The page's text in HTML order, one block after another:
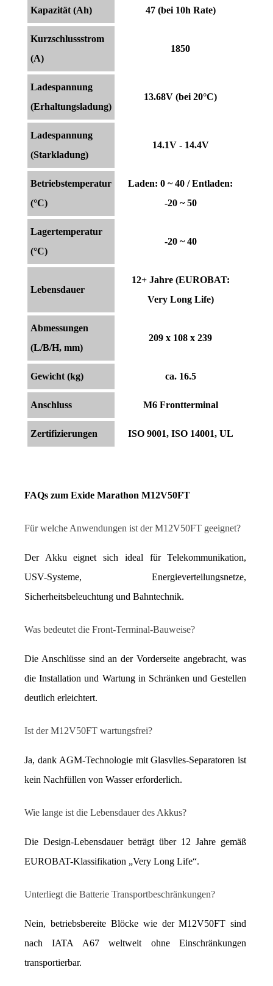
Kapazität (Ah) 47 (bei 10h Rate)
Kurzschlussstrom
(A)
1850
Ladespannung
(Erhaltungsladung)
13.68V (bei 20°C)
Ladespannung
(Starkladung)
14.1V - 14.4V
Betriebstemperatur
(°C)
Laden: 0 ~ 40 / Entladen:
-20 ~ 50
Lagertemperatur
(°C)
-20 ~ 40
Lebensdauer
12+ Jahre (EUROBAT:
Very Long Life)
Abmessungen
(L/B/H, mm)
209 x 108 x 239
Gewicht (kg) ca. 16.5
Anschluss M6 Frontterminal
Zertifizierungen ISO 9001, ISO 14001, UL
FAQs zum Exide Marathon M12V50FT
Für welche Anwendungen ist der M12V50FT geeignet?
Der Akku eignet sich ideal für Telekommunikation,
USV-Systeme, Energieverteilungsnetze,
Sicherheitsbeleuchtung und Bahntechnik.
Was bedeutet die Front-Terminal-Bauweise?
Die Anschlüsse sind an der Vorderseite angebracht, was
die Installation und Wartung in Schränken und Gestellen
deutlich erleichtert.
Ist der M12V50FT wartungsfrei?
Ja, dank AGM-Technologie mit Glasvlies-Separatoren ist
kein Nachfüllen von Wasser erforderlich.
Wie lange ist die Lebensdauer des Akkus?
Die Design-Lebensdauer beträgt über 12 Jahre gemäß
EUROBAT-Klassifikation „Very Long Life“.
Unterliegt die Batterie Transportbeschränkungen?
Nein, betriebsbereite Blöcke wie der M12V50FT sind
nach IATA A67 weltweit ohne Einschränkungen
transportierbar.